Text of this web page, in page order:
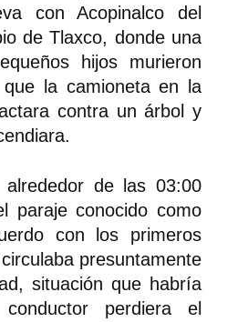
con Acopinalco del
de Tlaxco, donde una
hijos murieron
la camioneta en la
contra un árbol y
de las 03:00
paraje conocido como
con los primeros
presuntamente
situación que habría
perdiera el